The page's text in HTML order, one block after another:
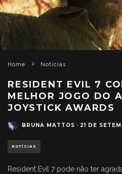
Home Notícias
RESIDENT EVIL 7
MELHOR JOGO DO
JOYSTICK AWARDS
BRUNA MATTOS · 21 DE
NOTÍCIAS
Resident Evil 7 pode não ter